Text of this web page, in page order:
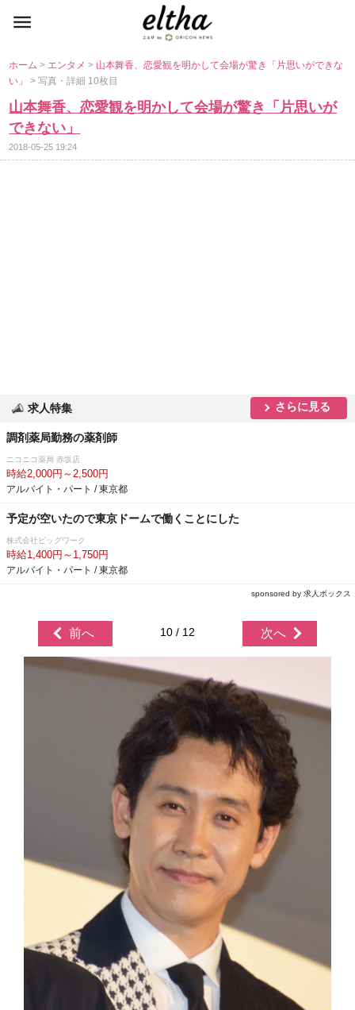
ホーム> エンタメ> 山本舞香、恋愛観を明かして会場が驚き「片思いができな
い」> 写真・詳細 10枚目
山本舞香、恋愛観を明かして会場が驚き「片思いが
できない」
2018-05-25 19:24
求人特集 さらに見る
調剤薬局勤務の薬剤師
ニコニコ薬局 赤坂店
時給2,000円～2,500円
アルバイト・パート / 東京都
予定が空いたので東京ドームで働くことにした
株式会社ビッグワーク
時給1,400円～1,750円
アルバイト・パート / 東京都
sponsored by 求人ボックス
前へ 10 / 12 次へ